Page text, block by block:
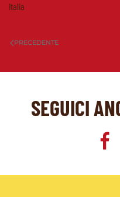
Italia
PRECEDENTE
SEGUICI